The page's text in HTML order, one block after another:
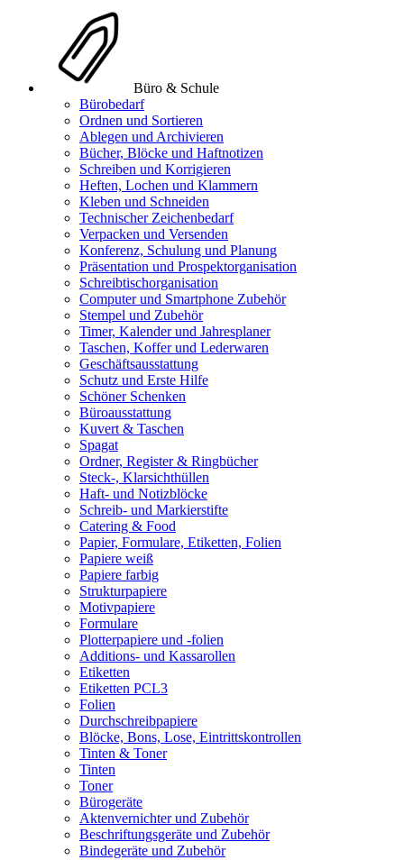
Büro & Schule
Bürobedarf
Ordnen und Sortieren
Ablegen und Archivieren
Bücher, Blöcke und Haftnotizen
Schreiben und Korrigieren
Heften, Lochen und Klammern
Kleben und Schneiden
Technischer Zeichenbedarf
Verpacken und Versenden
Konferenz, Schulung und Planung
Präsentation und Prospektorganisation
Schreibtischorganisation
Computer und Smartphone Zubehör
Stempel und Zubehör
Timer, Kalender und Jahresplaner
Taschen, Koffer und Lederwaren
Geschäftsausstattung
Schutz und Erste Hilfe
Schöner Schenken
Büroausstattung
Kuvert & Taschen
Spagat
Ordner, Register & Ringbücher
Steck-, Klarsichthüllen
Haft- und Notizblöcke
Schreib- und Markierstifte
Catering & Food
Papier, Formulare, Etiketten, Folien
Papiere weiß
Papiere farbig
Strukturpapiere
Motivpapiere
Formulare
Plotterpapiere und -folien
Additions- und Kassarollen
Etiketten
Etiketten PCL3
Folien
Durchschreibpapiere
Blöcke, Bons, Lose, Eintrittskontrollen
Tinten & Toner
Tinten
Toner
Bürogeräte
Aktenvernichter und Zubehör
Beschriftungsgeräte und Zubehör
Bindegeräte und Zubehör